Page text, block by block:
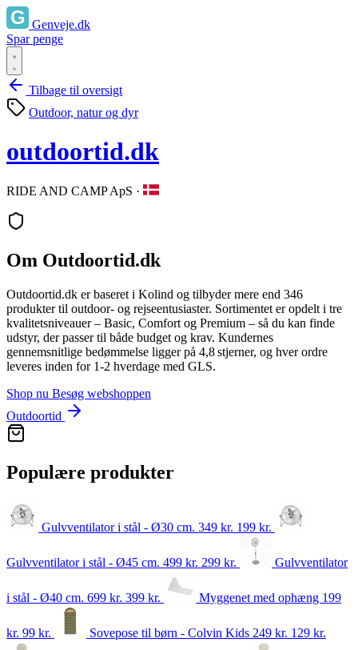
Genveje.dk
Spar penge
Tilbage til oversigt
Outdoor, natur og dyr
outdoortid.dk
RIDE AND CAMP ApS ·
Om Outdoortid.dk
Outdoortid.dk er baseret i Kolind og tilbyder mere end 346
produkter til outdoor‑ og rejseentusiaster. Sortimentet er opdelt i tre
kvalitetsniveauer – Basic, Comfort og Premium – så du kan finde
udstyr, der passer til både budget og krav. Kundernes
gennemsnitlige bedømmelse ligger på 4,8 stjerner, og hver ordre
leveres inden for 1‑2 hverdage med GLS.
Shop nu Besøg webshoppen
Outdoortid
Populære produkter
Gulvventilator i stål - Ø30 cm. 349 kr. 199 kr.
Gulvventilator i stål - Ø45 cm. 499 kr. 299 kr. Gulvventilator
i stål - Ø40 cm. 699 kr. 399 kr. Myggenet med ophæng 199
kr. 99 kr. Sovepose til børn - Colvin Kids 249 kr. 129 kr.